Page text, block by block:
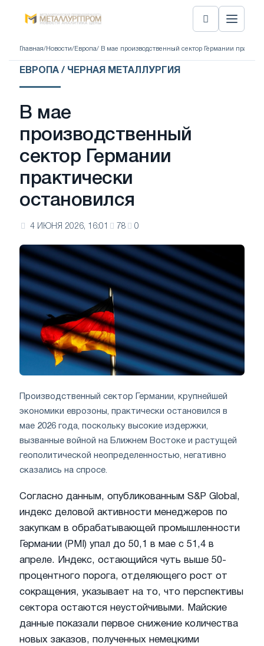
Главная/ Новости/ Европа/ В мае производственный сектор Германии
ЕВРОПА / ЧЕРНАЯ МЕТАЛЛУРГИЯ
В мае
производственный
сектор Германии
практически
остановился
4 ИЮНЯ 2026, 16:01 78 0
Производственный сектор Германии, крупнейшей
экономики еврозоны, практически остановился в
мае 2026 года, поскольку высокие издержки,
вызванные войной на Ближнем Востоке и растущей
геополитической неопределенностью, негативно
сказались на спросе.
Согласно данным, опубликованным S&P Global,
индекс деловой активности менеджеров по
закупкам в обрабатывающей промышленности
Германии (PMI) упал до 50,1 в мае с 51,4 в
апреле. Индекс, остающийся чуть выше 50-
процентного порога, отделяющего рост от
сокращения, указывает на то, что перспективы
сектора остаются неустойчивыми. Майские
данные показали первое снижение количества
новых заказов, полученных немецкими